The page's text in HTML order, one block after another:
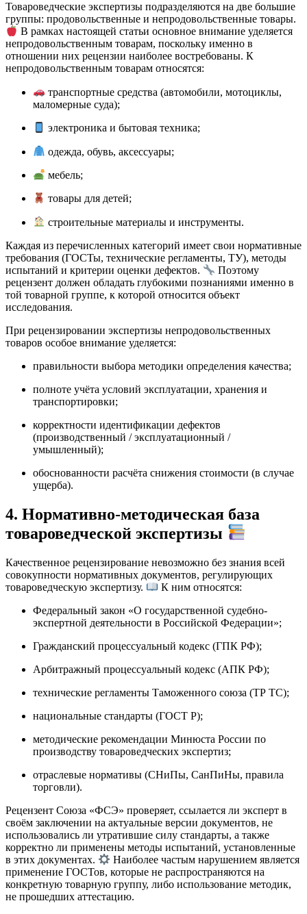
Товароведческие экспертизы подразделяются на две большие
группы: продовольственные и непродовольственные товары.
В рамках настоящей статьи основное внимание уделяется
непродовольственным товарам, поскольку именно в
отношении них рецензии наиболее востребованы. К
непродовольственным товарам относятся:
транспортные средства (автомобили, мотоциклы,
маломерные суда);
электроника и бытовая техника;
одежда, обувь, аксессуары;
мебель;
товары для детей;
строительные материалы и инструменты.
Каждая из перечисленных категорий имеет свои нормативные
требования (ГОСТы, технические регламенты, ТУ), методы
испытаний и критерии оценки дефектов.
Поэтому
рецензент должен обладать глубокими познаниями именно в
той товарной группе, к которой относится объект
исследования.
При рецензировании экспертизы непродовольственных
товаров особое внимание уделяется:
правильности выбора методики определения качества;
полноте учёта условий эксплуатации, хранения и
транспортировки;
корректности идентификации дефектов
(производственный / эксплуатационный /
умышленный);
обоснованности расчёта снижения стоимости (в случае
ущерба).
4. Нормативно-методическая база
товароведческой экспертизы
Качественное рецензирование невозможно без знания всей
совокупности нормативных документов, регулирующих
товароведческую экспертизу.
К ним относятся:
Федеральный закон «О государственной судебно-
экспертной деятельности в Российской Федерации»;
Гражданский процессуальный кодекс (ГПК РФ);
Арбитражный процессуальный кодекс (АПК РФ);
технические регламенты Таможенного союза (ТР ТС);
национальные стандарты (ГОСТ Р);
методические рекомендации Минюста России по
производству товароведческих экспертиз;
отраслевые нормативы (СНиПы, СанПиНы, правила
торговли).
Рецензент Союза «ФСЭ» проверяет, ссылается ли эксперт в
своём заключении на актуальные версии документов, не
использовались ли утратившие силу стандарты, а также
корректно ли применены методы испытаний, установленные
в этих документах.
Наиболее частым нарушением является
применение ГОСТов, которые не распространяются на
конкретную товарную группу, либо использование методик,
не прошедших аттестацию.